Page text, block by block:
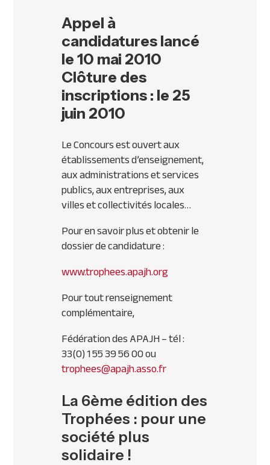
Appel à
candidatures lancé
le 10 mai 2010
Clôture des
inscriptions : le 25
juin 2010
Le Concours est ouvert aux
établissements d’enseignement,
aux administrations et services
publics, aux entreprises, aux
villes et collectivités locales…
Pour en savoir plus et obtenir le
dossier de candidature :
www.trophees.apajh.org
Pour tout renseignement
complémentaire,
Fédération desAPAJH– tél :
33(0) 1 55 39 56 00 ou
trophees@apajh.asso.fr
La 6ème édition des
Trophées : pour une
société plus
solidaire !